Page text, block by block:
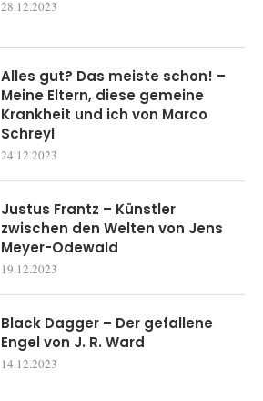
28.12.2023
Alles gut? Das meiste schon! –
Meine Eltern, diese gemeine
Krankheit und ich von Marco
Schreyl
24.12.2023
Justus Frantz – Künstler
zwischen den Welten von Jens
Meyer-Odewald
19.12.2023
Black Dagger – Der gefallene
Engel von J. R. Ward
14.12.2023